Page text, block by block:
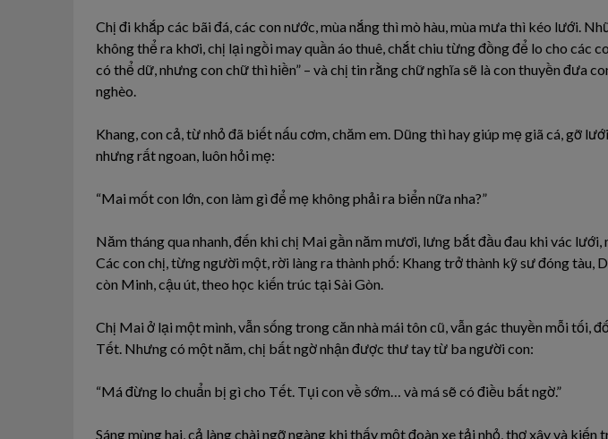
Chị đi khắp các bãi đá, các con nước, mùa nắng thì mò hàu, mùa mưa thì kéo lưới.
không thể ra khơi, chị lại ngồi may quần áo thuê, chắt chiu từng đồng để lo cho các
có thể dữ, nhưng con chữ thì hiền” – và chị tin rằng chữ nghĩa sẽ là con thuyền đưa
nghèo.
Khang, con cả, từ nhỏ đã biết nấu cơm, chăm em. Dũng thì hay giúp mẹ giã cá, gỡ
nhưng rất ngoan, luôn hỏi mẹ:
“Mai mốt con lớn, con làm gì để mẹ không phải ra biển nữa nha?”
Năm tháng qua nhanh, đến khi chị Mai gần năm mươi, lưng bắt đầu đau khi vác lưới,
Các con chị, từng người một, rời làng ra thành phố: Khang trở thành kỹ sư đóng tàu,
còn Minh, cậu út, theo học kiến trúc tại Sài Gòn.
Chị Mai ở lại một mình, vẫn sống trong căn nhà mái tôn cũ, vẫn gác thuyền mỗi tối,
Tết. Nhưng có một năm, chị bất ngờ nhận được thư tay từ ba người con:
“Má đừng lo chuẩn bị gì cho Tết. Tụi con về sớm… và má sẽ có điều bất ngờ.”
Sáng mùng hai, cả làng chài ngỡ ngàng khi thấy một đoàn xe tải nhỏ, thợ xây và kiến